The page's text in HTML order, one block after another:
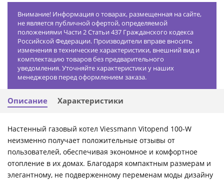
Внимание! Информация о товарах, размещенная на сайте,
не является публичной офертой, определяемой
положениями Части 2 Статьи 437 Гражданского кодекса
Российской Федерации. Производители вправе вносить
изменения в технические характеристики, внешний вид и
комплектацию товаров без предварительного
уведомления. Уточняйте характеристики у наших
менеджеров перед оформлением заказа.
Описание Характеристики
Настенный газовый котел Viessmann Vitopend 100-W
неизменно получает положительные отзывы от
пользователей, обеспечивая экономное и комфортное
отопление в их домах. Благодаря компактным размерам и
элегантному, не подверженному переменам моды дизайну